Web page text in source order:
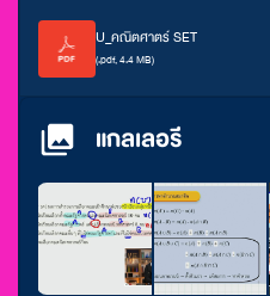
U_คณิตศาตร์ SET
(.pdf, 4.4 MB)
แกลเลอรี